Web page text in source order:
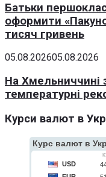
Батьки
оформити
тисяч гривень
05.08.202605.08.2026
На Хмельниччині
температурні
Курси валют в